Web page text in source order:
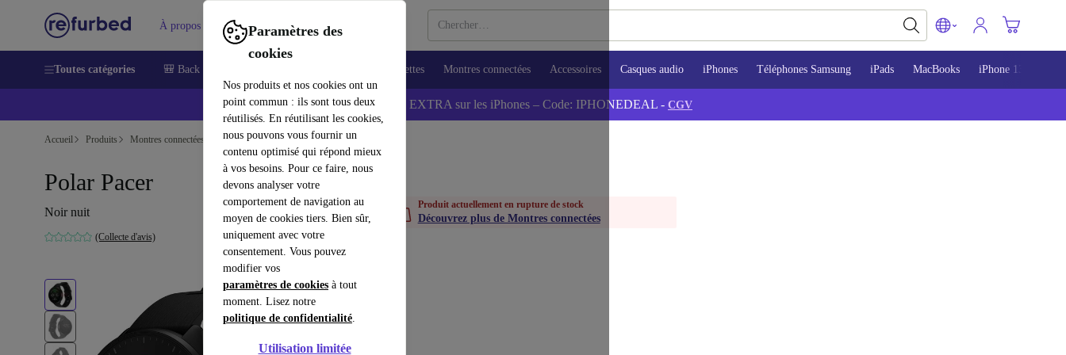
Paramètres des
cookies
Nos produits et nos cookies ont un
point commun : ils sont tous deux
réutilisés. En réutilisant les cookies,
nous pouvons vous fournir un
contenu optimisé qui répond mieux
à vos besoins. Pour ce faire, nous
devons analyser votre
comportement de navigation au
moyen de cookies tiers. Bien sûr,
uniquement avec votre
consentement. Vous pouvez
modifier vos
paramètres de cookies à tout
moment. Lisez notre
politique de confidentialité.
Utilisation limitée
À propos Aide
Toutes catégories 🎒 Back to school Tablettes Montres connectées Accessoires Casques audio iPhones Téléphones Samsung iPads MacBooks iPhone 13
💰-5% EXTRA sur les iPhones – Code: IPHONEDEAL - CGV
Accueil Produits Montres connectées
Polar Pacer
Noir nuit
(Collecte d'avis)
Produit actuellement en rupture de stock
Découvrez plus de Montres connectées